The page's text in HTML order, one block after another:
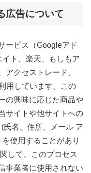
広告について
ービス（Googleアド
ト、楽天、もしもア
アクセストレード、
用しています。この
の興味に応じた商品や
サイトや他サイトへの
氏名、住所、メール ア
使用することがあり
して、このプロセス
事業者に使用されない